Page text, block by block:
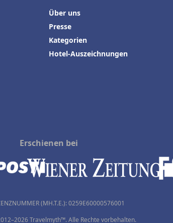
Über uns
Presse
Kategorien
Hotel-Auszeichnungen
Erschienen bei
(MH.T.E.): 0259Ε60000576001
Travelmyth™. Alle Rechte vorbehalten.